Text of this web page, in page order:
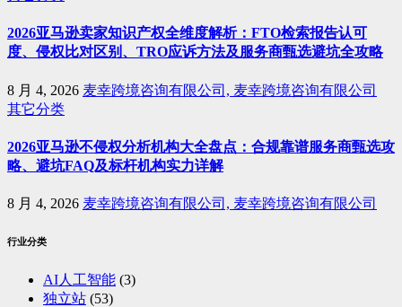
2026亚马逊卖家知识产权全维度解析：FTO检索报告认可
度、侵权比对区别、TRO应诉方法及服务商甄选避坑全攻略
8 月 4, 2026 麦幸跨境咨询有限公司, 麦幸跨境咨询有限公司
其它分类
2026亚马逊不侵权分析机构大全盘点：合规靠谱服务商甄选攻
略、避坑FAQ及标杆机构实力详解
8 月 4, 2026 麦幸跨境咨询有限公司, 麦幸跨境咨询有限公司
行业分类
AI人工智能 (3)
独立站 (53)